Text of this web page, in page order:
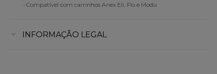
-Compatível com carrinhos Anex Eli, Flo e Modu
INFORMAÇÃO LEGAL